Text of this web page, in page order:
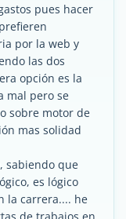
pues hacer
por la web y
las dos
opción es la
mal pero se
sobre motor de
mas solidad
sabiendo que
es lógico
la carrera.... he